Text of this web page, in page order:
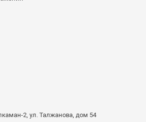
2, ул. Талжанова, дом 54